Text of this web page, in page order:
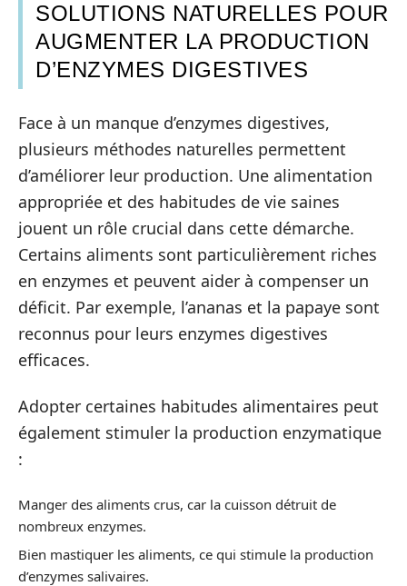
SOLUTIONS NATURELLES POUR
AUGMENTER LA PRODUCTION
D’ENZYMES DIGESTIVES
Face à un manque d’enzymes digestives,
plusieurs méthodes naturelles permettent
d’améliorer leur production. Une alimentation
appropriée et des habitudes de vie saines
jouent un rôle crucial dans cette démarche.
Certains aliments sont particulièrement riches
en enzymes et peuvent aider à compenser un
déficit. Par exemple, l’ananas et la papaye sont
reconnus pour leurs enzymes digestives
efficaces.
Adopter certaines habitudes alimentaires peut
également stimuler la production enzymatique
:
Manger des aliments crus, car la cuisson détruit de
nombreux enzymes.
Bien mastiquer les aliments, ce qui stimule la production
d’enzymes salivaires.